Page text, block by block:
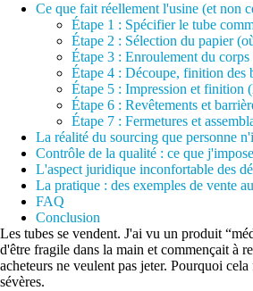
Ce que fait réellement l'usine (et non
Étape 1 : Spécifier le tube
Étape 2 : Sélection du papier
Étape 3 : Enroulement du corps
Étape 4 : Découpe, finition des
Étape 5 : Impression et finition
Étape 6 : Revêtements et
Étape 7 : Fermetures et
La réalité du sourcing que personne
Contrôle de la qualité : ce que
L'aspect juridique inconfortable des
La pratique : des exemples de vente
FAQ
Conclusion
Les tubes se vendent. J'ai vu un produit
d'être fragile dans la main et commençait à
acheteurs ne veulent pas jeter. Pourquoi
sévères.